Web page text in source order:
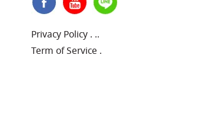
Privacy Policy . ..
Term of Service .